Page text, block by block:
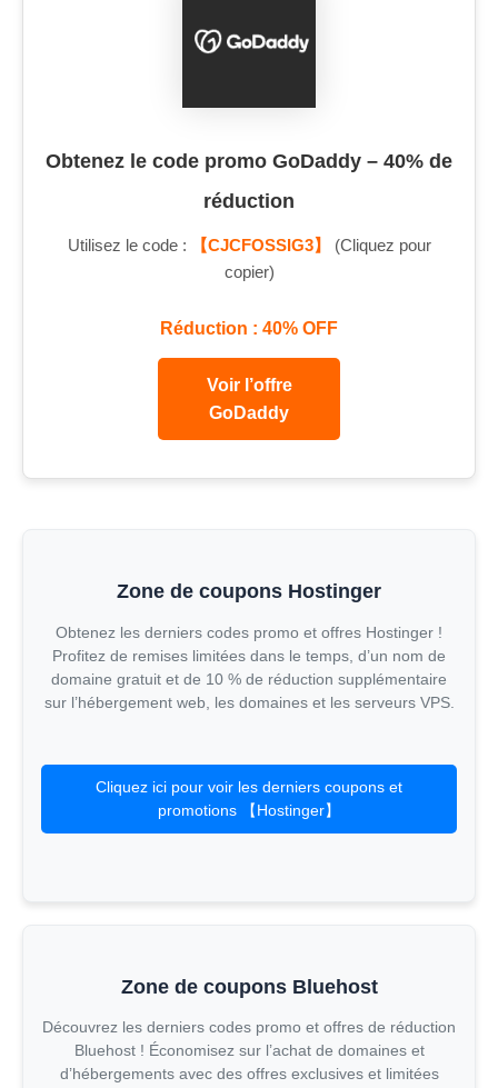
Obtenez le code promo GoDaddy – 40% de
réduction
Utilisez le code : 【CJCFOSSIG3】
(Cliquez pour
copier)
Réduction : 40% OFF
Voir l’offre
GoDaddy
Zone de coupons Hostinger
Obtenez les derniers codes promo et offres Hostinger !
Profitez de remises limitées dans le temps, d’un nom de
domaine gratuit et de 10 % de réduction supplémentaire
sur l’hébergement web, les domaines et les serveurs VPS.
Cliquez ici pour voir les derniers coupons et
promotions 【Hostinger】
Zone de coupons Bluehost
Découvrez les derniers codes promo et offres de réduction
Bluehost ! Économisez sur l’achat de domaines et
d’hébergements avec des offres exclusives et limitées